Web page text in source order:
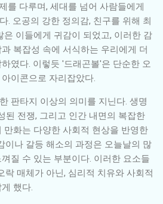
를 다루며, 세대를 넘어 사람들에게
. 오공의 강한 정의감, 친구를 위해 최
은 이들에게 귀감이 되었고, 이러한 감
복잡성 속에 서식하는 우리에게 더
였다. 이렇듯 '드래곤볼'은 단순한 오
이콘으로 자리잡았다.
판타지 이상의 의미를 지닌다. 생명
된 전쟁, 그리고 인간 내면의 복잡한
만화는 다양한 사회적 현상을 반영한
이나 갈등 해소의 과정은 오늘날의 많
질 수 있는 부분이다. 이러한 요소들
락 매체가 아닌, 심리적 치유와 사회적
했다.